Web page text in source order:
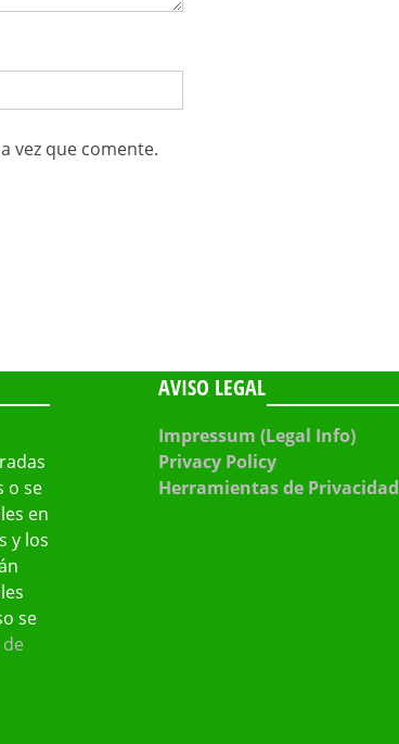
vez que comente.
o se
en
y los
se
AVISO LEGAL
Impressum (Legal Info)
Privacy Policy
Herramientas de Privacidad